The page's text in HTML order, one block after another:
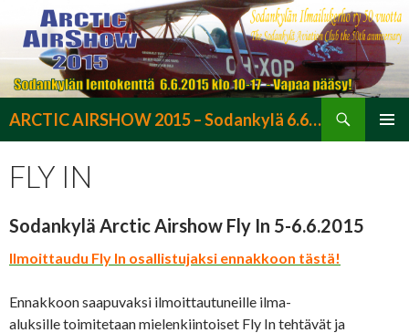
ARCTIC AIRSHOW 2015 – Sodankylä 6.6.2015
FLY IN
Sodankylä Arctic Airshow Fly In 5-6.6.2015
Ilmoittaudu Fly In osallistujaksi ennakkoon tästä!
Ennakkoon saapuvaksi ilmoittautuneille ilma-
aluksille toimitetaan mielenkiintoiset Fly In tehtävät ja